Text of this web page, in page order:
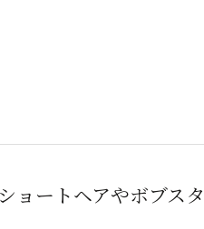
ョートヘアやボブス